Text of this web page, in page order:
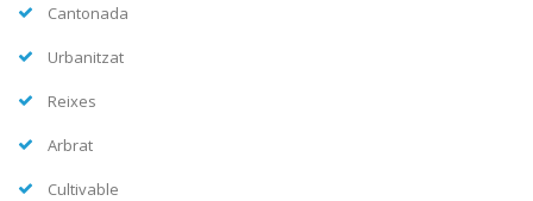
Cantonada
Urbanitzat
Reixes
Arbrat
Cultivable